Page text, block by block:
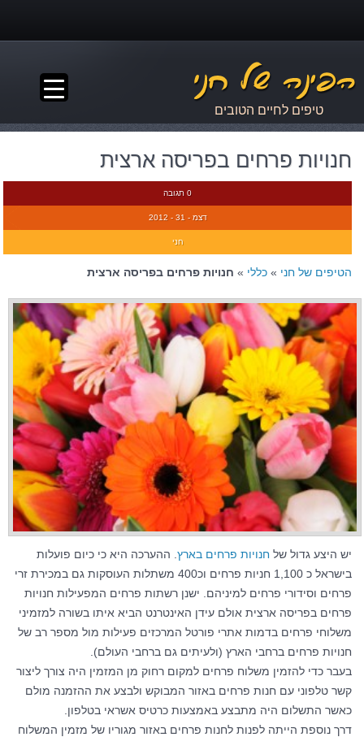
טיפים לחיים הטובים
חנויות פרחים בפריסה ארצית
0 תגובה
דצמ - 31 - 2012
חני
הטיפים של חני » כללי » חנויות פרחים בפריסה ארצית
יש היצע גדול של חנויות פרחים בארץ . ההערכה היא כי כיום פועלות
בישראל כ 1,100 חניות פרחים וכ400 משתלות העוסקות גם במכירת זרי
פרחים וסידורי פרחים למיניהם. ישנן רשתות פרחים המפעילות חנויות
פרחים בפריסה ארצית אולם עידן האינטרנט הביא איתו בשורה למזמיני
משלוחי פרחים בדמות אתרי פורטל המרכזים פעילות מול מספר רב של
חנויות פרחים ברחבי הארץ (ולעיתים גם ברחבי העולם).
בעבר כדי להזמין משלוח פרחים למקום רחוק מן המזמין היה צורך ליצור
קשר טלפוני עם חנות פרחים באזור המבוקש ולבצע את ההזמנה מולם
כאשר התשלום היה מתבצע באמצעות כרטיס אשראי בטלפון.
דרך נוספת הייתה לפנות לחנות פרחים באזור מגוריו של מזמין המשלוח